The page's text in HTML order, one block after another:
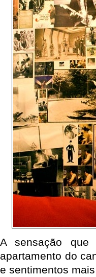
A sensação
apartamento do
e sentimentos